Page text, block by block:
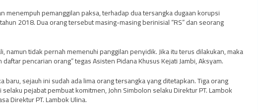
menempuh pemanggilan paksa, terhadap dua tersangka dugaan korupsi
2018. Dua orang tersebut masing-masing berinisial “RS” dan seorang
namun tidak pernah memenuhi panggilan penyidik. Jika itu terus dilakukan, maka
pencarian orang” tegas Asisten Pidana Khusus Kejati Jambi, Aksyam.
sejauh ini sudah ada lima orang tersangka yang ditetapkan. Tiga orang
pejabat pembuat komitmen, John Simbolon selaku Direktur PT. Lambok
Direktur PT. Lambok Ulina.